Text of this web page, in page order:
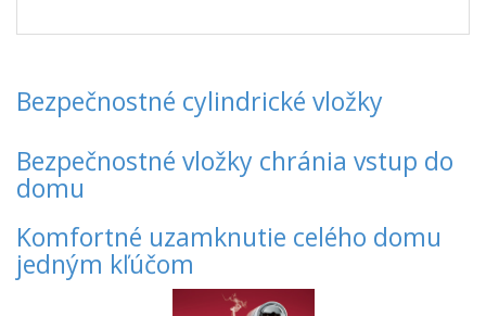
Bezpečnostné cylindrické vložky
Bezpečnostné vložky chránia vstup do
domu
Komfortné uzamknutie celého domu
jedným kľúčom